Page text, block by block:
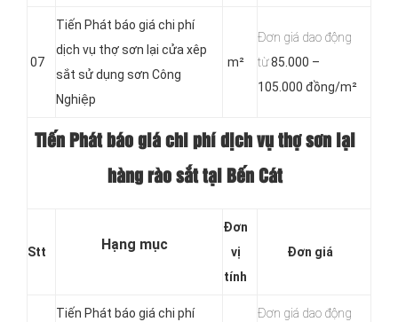
07
Tiến Phát báo giá chi phí
dịch vụ thợ sơn lại cửa xêp
sắt sử dụng sơn Công
Nghiệp
m²
Đơn giá dao động
từ85.000 –
105.000 đồng/m²
Tiến Phát báo giá chi phí dịch vụ thợ sơn lại
hàng rào sắt tại Bến Cát
Stt Hạng mục
Đơn
vị
tính
Đơn giá
Tiến Phát báo giá chi phí
Đơn giá dao động